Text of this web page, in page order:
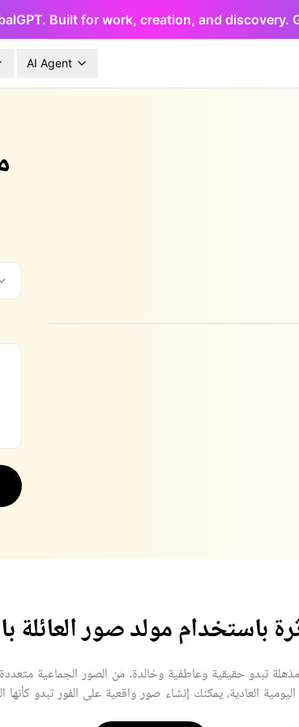
Built for work, creation, and discovery.
AI Agent
باستخدام مولد صور العائلة